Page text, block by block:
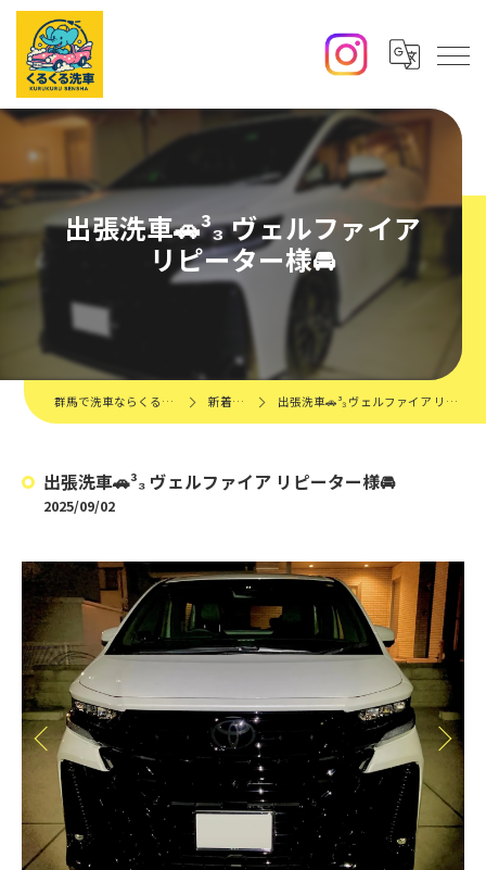
出張洗車🚗³₃ ヴェルファイア
リピーター様🚘
群馬で洗車ならくるくる洗車 新着情報 出張洗車🚗³₃ ヴェルファイア リピーター様🚘
出張洗車🚗³₃ ヴェルファイア リピーター様🚘
2025/09/02